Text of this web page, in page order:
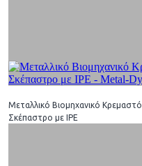
Μεταλλικό Βιομηχανικό Κρεμαστό
Σκέπαστρο με IPE